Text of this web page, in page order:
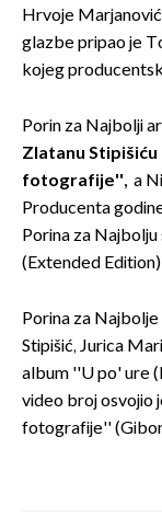
Hrvoje
glazbe pripao je
kojeg
Porin za Najbolji
Zlatanu Stipišiću
fotografije'', a
Producenta
Porina za
(Extended
Porina za
Stipišić, Jurica
album ''U po' ure
video broj osvojio
fotografije''